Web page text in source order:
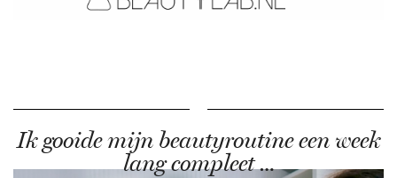
Ik gooide mijn beautyroutine een week
lang compleet …